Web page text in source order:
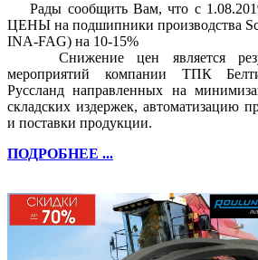
Рады сообщить Вам, что с
ЦЕНЫ на подшипники производства
INA-FAG) на 10-15%
Снижение цен является
мероприятий компании ТПК
Руссланд направленных на
складских издержек, автоматизацию
и поставки продукции.
ПОДРОБНЕЕ ...